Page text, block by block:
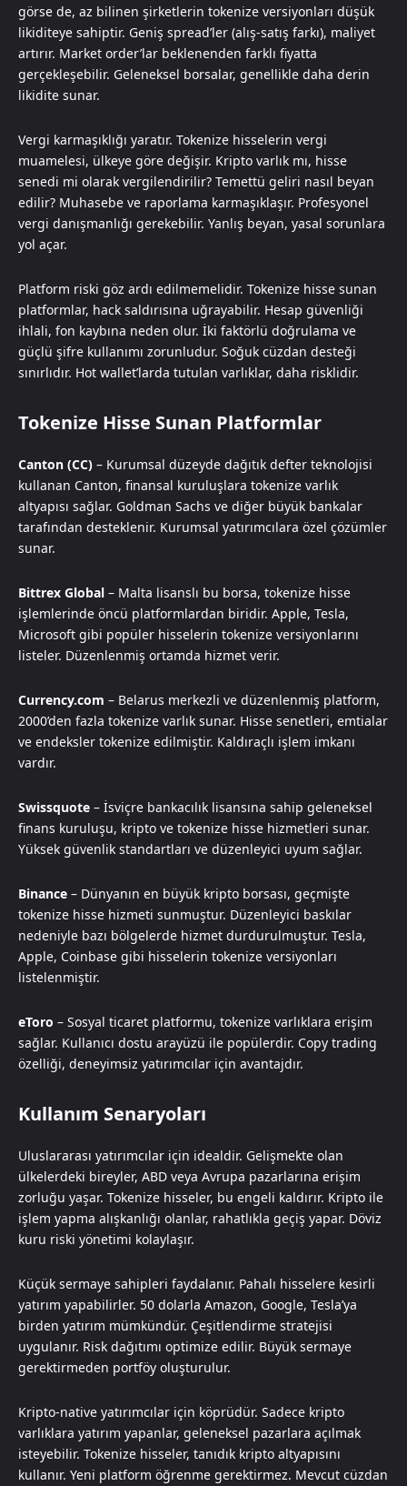
görse de, az bilinen şirketlerin tokenize versiyonları düşük
likiditeye sahiptir. Geniş spread’ler (alış-satış farkı), maliyet
artırır. Market order’lar beklenenden farklı fiyatta
gerçekleşebilir. Geleneksel borsalar, genellikle daha derin
likidite sunar.
Vergi karmaşıklığı yaratır. Tokenize hisselerin vergi
muamelesi, ülkeye göre değişir. Kripto varlık mı, hisse
senedi mi olarak vergilendirilir? Temettü geliri nasıl beyan
edilir? Muhasebe ve raporlama karmaşıklaşır. Profesyonel
vergi danışmanlığı gerekebilir. Yanlış beyan, yasal sorunlara
yol açar.
Platform riski göz ardı edilmemelidir. Tokenize hisse sunan
platformlar, hack saldırısına uğrayabilir. Hesap güvenliği
ihlali, fon kaybına neden olur. İki faktörlü doğrulama ve
güçlü şifre kullanımı zorunludur. Soğuk cüzdan desteği
sınırlıdır. Hot wallet’larda tutulan varlıklar, daha risklidir.
Tokenize Hisse Sunan Platformlar
Canton (CC) – Kurumsal düzeyde dağıtık defter teknolojisi
kullanan Canton, finansal kuruluşlara tokenize varlık
altyapısı sağlar. Goldman Sachs ve diğer büyük bankalar
tarafından desteklenir. Kurumsal yatırımcılara özel çözümler
sunar.
Bittrex Global – Malta lisanslı bu borsa, tokenize hisse
işlemlerinde öncü platformlardan biridir. Apple, Tesla,
Microsoft gibi popüler hisselerin tokenize versiyonlarını
listeler. Düzenlenmiş ortamda hizmet verir.
Currency.com – Belarus merkezli ve düzenlenmiş platform,
2000’den fazla tokenize varlık sunar. Hisse senetleri, emtialar
ve endeksler tokenize edilmiştir. Kaldıraçlı işlem imkanı
vardır.
Swissquote – İsviçre bankacılık lisansına sahip geleneksel
finans kuruluşu, kripto ve tokenize hisse hizmetleri sunar.
Yüksek güvenlik standartları ve düzenleyici uyum sağlar.
Binance – Dünyanın en büyük kripto borsası, geçmişte
tokenize hisse hizmeti sunmuştur. Düzenleyici baskılar
nedeniyle bazı bölgelerde hizmet durdurulmuştur. Tesla,
Apple, Coinbase gibi hisselerin tokenize versiyonları
listelenmiştir.
eToro – Sosyal ticaret platformu, tokenize varlıklara erişim
sağlar. Kullanıcı dostu arayüzü ile popülerdir. Copy trading
özelliği, deneyimsiz yatırımcılar için avantajdır.
Kullanım Senaryoları
Uluslararası yatırımcılar için idealdir. Gelişmekte olan
ülkelerdeki bireyler, ABD veya Avrupa pazarlarına erişim
zorluğu yaşar. Tokenize hisseler, bu engeli kaldırır. Kripto ile
işlem yapma alışkanlığı olanlar, rahatlıkla geçiş yapar. Döviz
kuru riski yönetimi kolaylaşır.
Küçük sermaye sahipleri faydalanır. Pahalı hisselere kesirli
yatırım yapabilirler. 50 dolarla Amazon, Google, Tesla’ya
birden yatırım mümkündür. Çeşitlendirme stratejisi
uygulanır. Risk dağıtımı optimize edilir. Büyük sermaye
gerektirmeden portföy oluşturulur.
Kripto-native yatırımcılar için köprüdür. Sadece kripto
varlıklara yatırım yapanlar, geleneksel pazarlara açılmak
isteyebilir. Tokenize hisseler, tanıdık kripto altyapısını
kullanır. Yeni platform öğrenme gerektirmez. Mevcut cüzdan